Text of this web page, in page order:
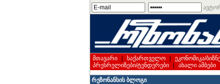
მთავარი საქართველო ეკონომიკა/
პრესრელიზები/ტენდერები
ახალი ამბები
რეზონანსის ბლოგი